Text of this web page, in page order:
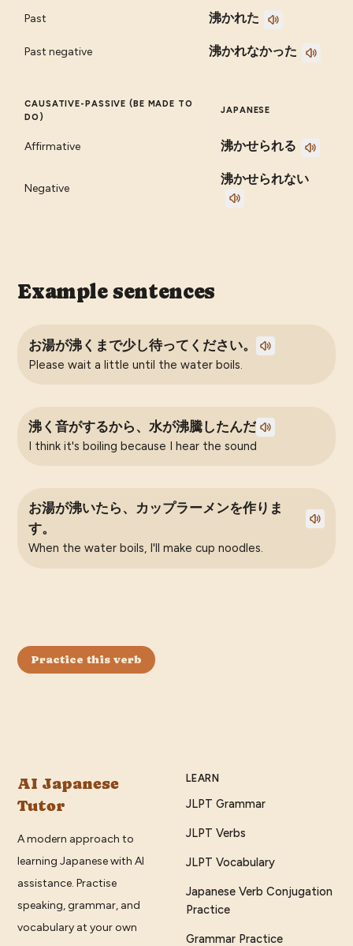
Past 沸かれた
Past negative 沸かれなかった
CAUSATIVE-PASSIVE (BE MADE TO
DO)
JAPANESE
Affirmative 沸かせられる
Negative
沸かせられない
Example sentences
お湯が沸くまで少し待ってください。
Please wait a little until the water boils.
沸く音がするから、水が沸騰したんだ
I think it's boiling because I hear the sound
お湯が沸いたら、カップラーメンを作りま
す。
When the water boils, I'll make cup noodles.
Practice this verb
AI Japanese
Tutor
A modern approach to
learning Japanese with AI
assistance. Practise
speaking, grammar, and
vocabulary at your own
LEARN
JLPT Grammar
JLPT Verbs
JLPT Vocabulary
Japanese Verb Conjugation
Practice
Grammar Practice